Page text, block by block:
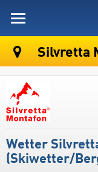
Silvretta
Wetter
(Skiwetter/